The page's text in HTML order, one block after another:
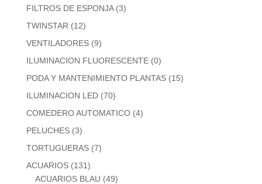
FILTROS DE ESPONJA (3)
TWINSTAR (12)
VENTILADORES (9)
ILUMINACION FLUORESCENTE (0)
PODA Y MANTENIMIENTO PLANTAS (15)
ILUMINACION LED (70)
COMEDERO AUTOMATICO (4)
PELUCHES (3)
TORTUGUERAS (7)
ACUARIOS (131)
ACUARIOS BLAU (49)